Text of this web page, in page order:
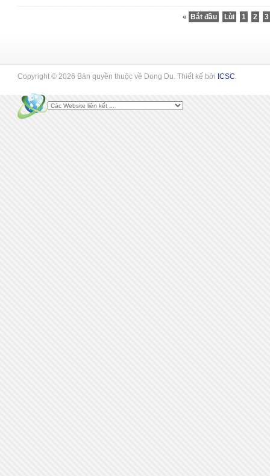
« Bắt đầu Lùi 1 2 3
Copyright © 2026 Bản quyền thuộc về Dong Du. Thiết kế bởi ICSC.